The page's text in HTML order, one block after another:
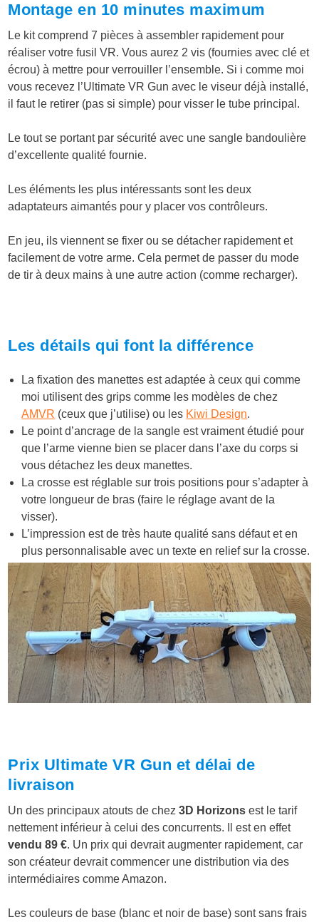
Montage en 10 minutes maximum
Le kit comprend 7 pièces à assembler rapidement pour
réaliser votre fusil VR. Vous aurez 2 vis (fournies avec clé et
écrou) à mettre pour verrouiller l’ensemble. Si i comme moi
vous recevez l’Ultimate VR Gun avec le viseur déjà installé,
il faut le retirer (pas si simple) pour visser le tube principal.
Le tout se portant par sécurité avec une sangle bandoulière
d’excellente qualité fournie.
Les éléments les plus intéressants sont les deux
adaptateurs aimantés pour y placer vos contrôleurs.
En jeu, ils viennent se fixer ou se détacher rapidement et
facilement de votre arme. Cela permet de passer du mode
de tir à deux mains à une autre action (comme recharger).
Les détails qui font la différence
La fixation des manettes est adaptée à ceux qui comme
moi utilisent des grips comme les modèles de chez
AMVR (ceux que j’utilise) ou les Kiwi Design.
Le point d’ancrage de la sangle est vraiment étudié pour
que l’arme vienne bien se placer dans l’axe du corps si
vous détachez les deux manettes.
La crosse est réglable sur trois positions pour s’adapter à
votre longueur de bras (faire le réglage avant de la
visser).
L’impression est de très haute qualité sans défaut et en
plus personnalisable avec un texte en relief sur la crosse.
Prix Ultimate VR Gun et délai de
livraison
Un des principaux atouts de chez3D Horizons est le tarif
nettement inférieur à celui des concurrents. Il est en effet
vendu 89 €. Un prix qui devrait augmenter rapidement, car
son créateur devrait commencer une distribution via des
intermédiaires comme Amazon.
Les couleurs de base (blanc et noir de base) sont sans frais